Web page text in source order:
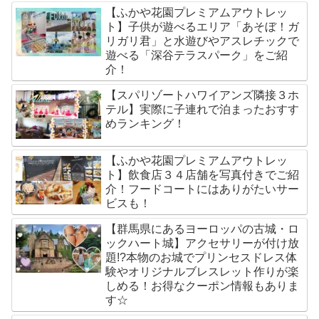
【ふかや花園プレミアムアウトレッ
ト】子供が遊べるエリア「あそぼ！ガ
リガリ君」と水遊びやアスレチックで
遊べる「深谷テラスパーク」をご紹
介！
【スパリゾートハワイアンズ隣接３ホ
テル】実際に子連れで泊まったおすす
めランキング！
【ふかや花園プレミアムアウトレッ
ト】飲食店３４店舗を写真付きでご紹
介！フードコートにはありがたいサー
ビスも！
【群馬県にあるヨーロッパの古城・ロ
ックハート城】アクセサリーが付け放
題!?本物のお城でプリンセスドレス体
験やオリジナルブレスレット作りが楽
しめる！お得なクーポン情報もありま
す☆